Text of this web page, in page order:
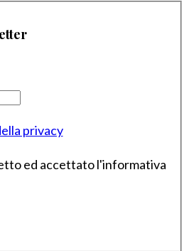
privacy
ed accettato l'informativa